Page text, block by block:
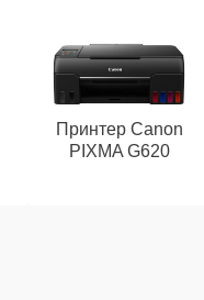
Принтер Canon
PIXMA G620